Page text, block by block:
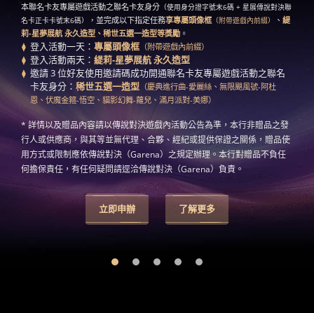
本聯名卡友專屬遊戲活動之聯名卡友身分 （使用身分證字號末6碼 + 星展傳說對決聯
名卡正卡卡號末6碼）
，並完成以下指定任務享專屬頭像框 （附帶遊戲內前綴） 、緹
莉-星夢展航 永久造型、稀世五選一造型等獎勵 。
登入活動一天：專屬頭像框 （附帶遊戲內前綴）
登入活動兩天：緹莉-星夢展航 永久造型
邀請 3 位好友使用邀請碼成功開通聯名卡友專屬遊戲活動之聯名
卡友身分：稀世五選一造型 （慶典進行曲-愛麗絲、無限颶風號-阿杜
恩、伏魔金箍-悟空、貓影幻舞-蘿兒、滿月派對-美娜）
* 詳情以及贈品內容請以傳說對決遊戲內活動公告為準，本行非贈品之發
行人或供應商，與其等並無代理、合夥、經紀或提供保證之關係，贈品使
用方式或限制應依傳說對決（Garena）之規定辦理。本行對贈品不負任
何擔保責任，有任何疑問請逕洽傳說對決（Garena）負責。
立即申辦 了解更多